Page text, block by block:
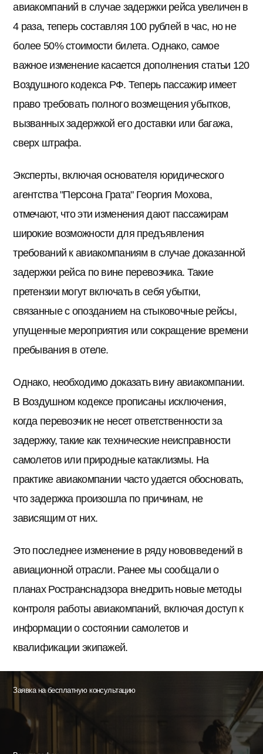
авиакомпаний в случае задержки рейса увеличен в
4 раза, теперь составляя 100 рублей в час, но не
более 50% стоимости билета. Однако, самое
важное изменение касается дополнения статьи 120
Воздушного кодекса РФ. Теперь пассажир имеет
право требовать полного возмещения убытков,
вызванных задержкой его доставки или багажа,
сверх штрафа.
Эксперты, включая основателя юридического
агентства "Персона Грата" Георгия Мохова,
отмечают, что эти изменения дают пассажирам
широкие возможности для предъявления
требований к авиакомпаниям в случае доказанной
задержки рейса по вине перевозчика. Такие
претензии могут включать в себя убытки,
связанные с опозданием на стыковочные рейсы,
упущенные мероприятия или сокращение времени
пребывания в отеле.
Однако, необходимо доказать вину авиакомпании.
В Воздушном кодексе прописаны исключения,
когда перевозчик не несет ответственности за
задержку, такие как технические неисправности
самолетов или природные катаклизмы. На
практике авиакомпании часто удается обосновать,
что задержка произошла по причинам, не
зависящим от них.
Это последнее изменение в ряду нововведений в
авиационной отрасли. Ранее мы сообщали о
планах Ространснадзора внедрить новые методы
контроля работы авиакомпаний, включая доступ к
информации о состоянии самолетов и
квалификации экипажей.
Заявка на бесплатную консультацию